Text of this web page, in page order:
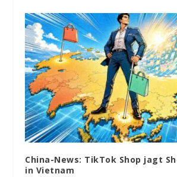
China-News: TikTok Shop jagt
in Vietnam